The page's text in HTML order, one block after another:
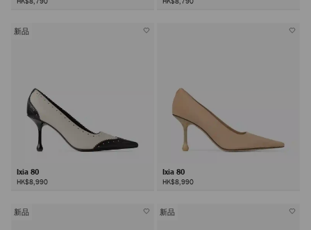
新品
Ixia 80
HK$8,990
Ixia 80
HK$8,990
新品 新品